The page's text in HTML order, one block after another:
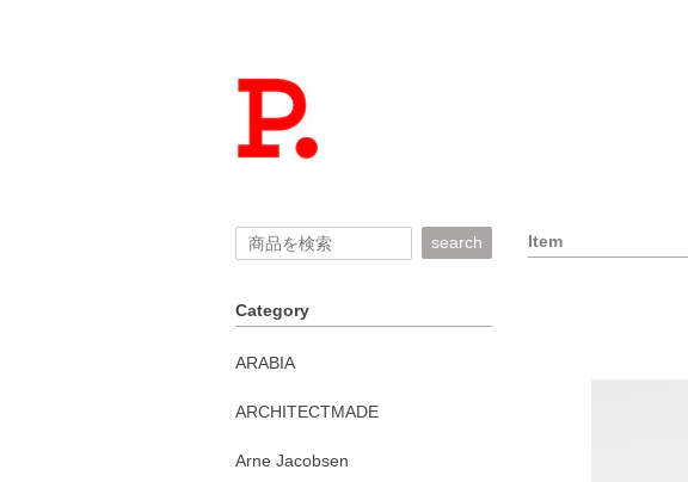
Item
search
Category
ARABIA
ARCHITECTMADE
Arne Jacobsen